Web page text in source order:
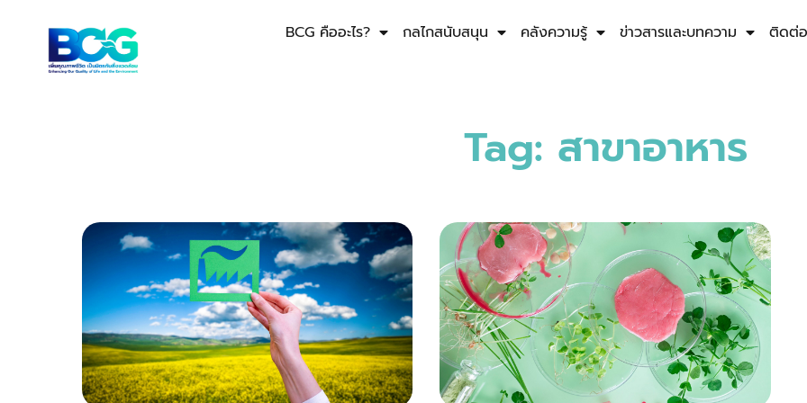
BCG คืออะไร? กลไกสนับสนุน คลังความรู้ ข่าวสารและบทความ ติดต่อ
Tag: สาขาอาหาร